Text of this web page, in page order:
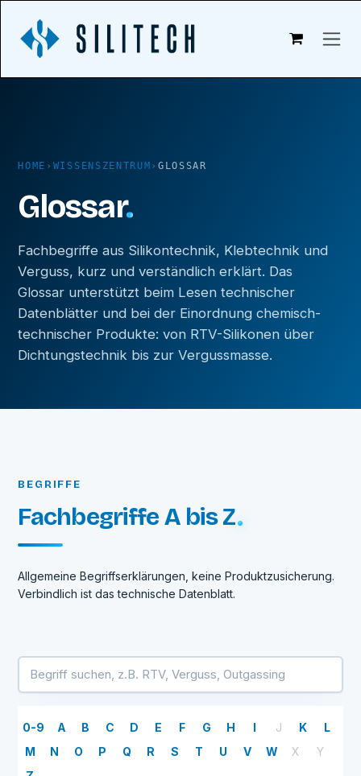
HOME › WISSENSZENTRUM ›GLOSSAR
Glossar.
Fachbegriffe aus Silikontechnik, Klebtechnik und
Verguss, kurz und verständlich erklärt. Das
Glossar unterstützt beim Lesen technischer
Datenblätter und bei der Einordnung chemisch-
technischer Produkte: von RTV-Silikonen über
Dichtungstechnik bis zur Vergussmasse.
BEGRIFFE
Fachbegriffe A bis Z
Allgemeine Begriffserklärungen, keine Produktzusicherung.
Verbindlich ist das technische Datenblatt.
0-9 A B C D E F G H I J K
L
M
N O P Q R S T U V W X
Y